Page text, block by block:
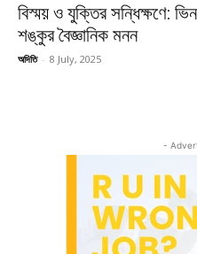
বিস্ময় ও যুক্তির সন্ধিক্ষণে:
শঙ্কুর বৈজ্ঞানিক মনন
অদিতি - 8 July, 2025
-